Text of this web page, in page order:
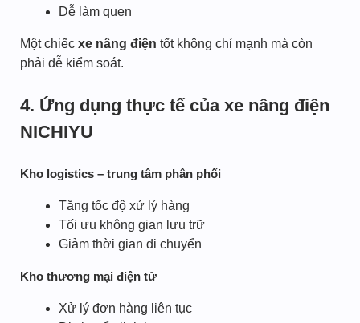
Dễ làm quen
Một chiếc xe nâng điện tốt không chỉ mạnh mà còn
phải dễ kiểm soát.
4. Ứng dụng thực tế của xe nâng điện
NICHIYU
Kho logistics – trung tâm phân phối
Tăng tốc độ xử lý hàng
Tối ưu không gian lưu trữ
Giảm thời gian di chuyển
Kho thương mại điện tử
Xử lý đơn hàng liên tục